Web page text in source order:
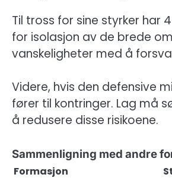
Til tross for sine styrker har
for isolasjon av de brede
vanskeligheter med å
Videre, hvis den defensive
fører til kontringer. Lag må
å redusere disse risikoene.
Sammenligning med andre
Formasjon